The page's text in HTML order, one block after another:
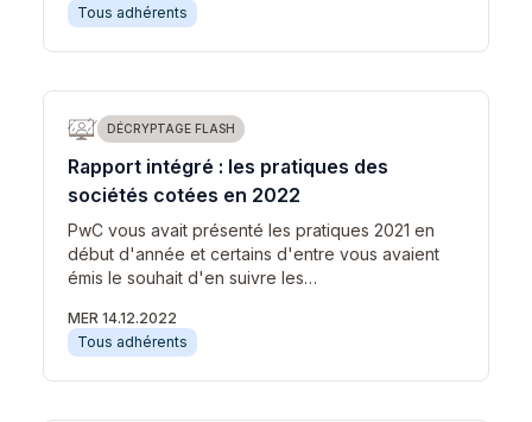
Tous adhérents
DÉCRYPTAGE FLASH
Rapport intégré : les pratiques des
sociétés cotées en 2022
PwC vous avait présenté les pratiques 2021 en
début d'année et certains d'entre vous avaient
émis le souhait d'en suivre les…
MER 14.12.2022
Tous adhérents